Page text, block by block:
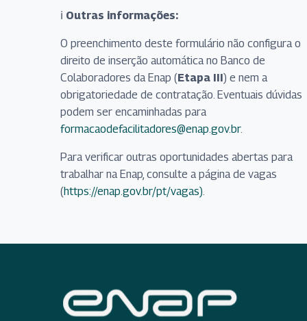
ℹ Outras informações:
O preenchimento deste formulário não configura o
direito de inserção automática no Banco de
Colaboradores da Enap (Etapa III) e nem a
obrigatoriedade de contratação. Eventuais dúvidas
podem ser encaminhadas para
formacaodefacilitadores@enap.gov.br.
Para verificar outras oportunidades abertas para
trabalhar na Enap, consulte a página de vagas
(https://enap.gov.br/pt/vagas).